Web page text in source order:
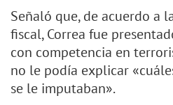
Señaló que, de acuerdo a
fiscal, Correa fue
con competencia en
no le podía explicar
se le imputaban».